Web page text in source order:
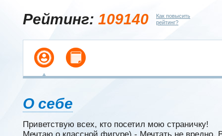
Рейтинг: 109140
Как повысить
рейтинг?
О себе
Приветствую всех, кто посетил мою страничку!